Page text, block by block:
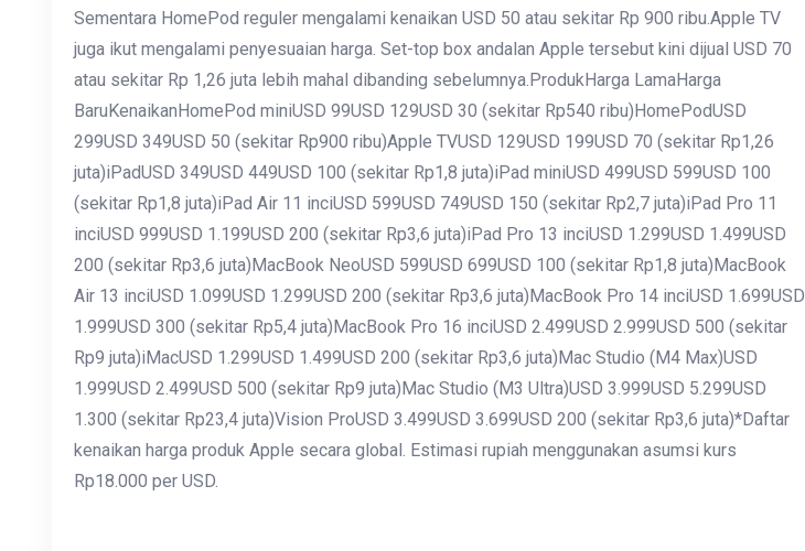
Sementara HomePod reguler mengalami kenaikan USD 50 atau sekitar Rp 900 ribu.Apple TV
juga ikut mengalami penyesuaian harga. Set-top box andalan Apple tersebut kini dijual USD 70
atau sekitar Rp 1,26 juta lebih mahal dibanding sebelumnya.ProdukHarga LamaHarga
BaruKenaikanHomePod miniUSD 99USD 129USD 30 (sekitar Rp540 ribu)HomePodUSD
299USD 349USD 50 (sekitar Rp900 ribu)Apple TVUSD 129USD 199USD 70 (sekitar Rp1,26
juta)iPadUSD 349USD 449USD 100 (sekitar Rp1,8 juta)iPad miniUSD 499USD 599USD 100
(sekitar Rp1,8 juta)iPad Air 11 inciUSD 599USD 749USD 150 (sekitar Rp2,7 juta)iPad Pro 11
inciUSD 999USD 1.199USD 200 (sekitar Rp3,6 juta)iPad Pro 13 inciUSD 1.299USD 1.499USD
200 (sekitar Rp3,6 juta)MacBook NeoUSD 599USD 699USD 100 (sekitar Rp1,8 juta)MacBook
Air 13 inciUSD 1.099USD 1.299USD 200 (sekitar Rp3,6 juta)MacBook Pro 14 inciUSD 1.699USD
1.999USD 300 (sekitar Rp5,4 juta)MacBook Pro 16 inciUSD 2.499USD 2.999USD 500 (sekitar
Rp9 juta)iMacUSD 1.299USD 1.499USD 200 (sekitar Rp3,6 juta)Mac Studio (M4 Max)USD
1.999USD 2.499USD 500 (sekitar Rp9 juta)Mac Studio (M3 Ultra)USD 3.999USD 5.299USD
1.300 (sekitar Rp23,4 juta)Vision ProUSD 3.499USD 3.699USD 200 (sekitar Rp3,6 juta)*Daftar
kenaikan harga produk Apple secara global. Estimasi rupiah menggunakan asumsi kurs
Rp18.000 per USD.